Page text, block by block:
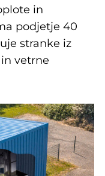
in
podjetje 40
stranke iz
vetrne